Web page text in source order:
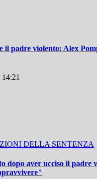
il padre violento: Alex
DELLA SENTENZA
dopo aver ucciso il padre